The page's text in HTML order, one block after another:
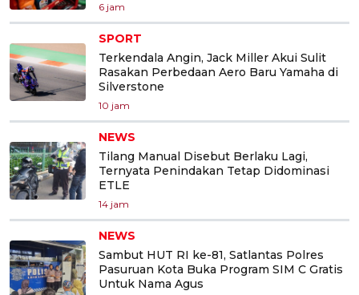
6 jam
SPORT
Terkendala Angin, Jack Miller Akui Sulit
Rasakan Perbedaan Aero Baru Yamaha di
Silverstone
10 jam
NEWS
Tilang Manual Disebut Berlaku Lagi,
Ternyata Penindakan Tetap Didominasi
ETLE
14 jam
NEWS
Sambut HUT RI ke-81, Satlantas Polres
Pasuruan Kota Buka Program SIM C Gratis
Untuk Nama Agus